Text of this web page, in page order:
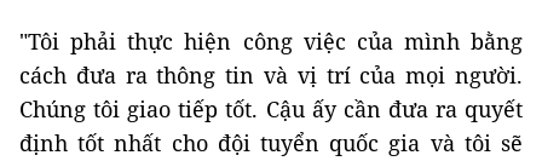
"Tôi phải thực hiện công việc của mình bằng
cách đưa ra thông tin và vị trí của mọi người.
Chúng tôi giao tiếp tốt. Cậu ấy cần đưa ra quyết
định tốt nhất cho đội tuyển quốc gia và tôi sẽ